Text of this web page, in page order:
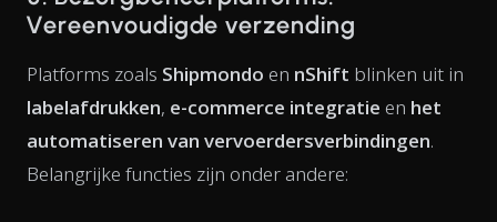
Vereenvoudigde verzending
Platforms zoals Shipmondo en nShift blinken uit in
labelafdrukken, e-commerce integratie en het
automatiseren van vervoerdersverbindingen.
Belangrijke functies zijn onder andere: